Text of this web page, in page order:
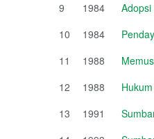
9
1984
10
1984
11
1988
12
1988
13
1991